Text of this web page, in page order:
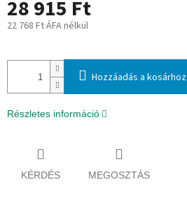
28 915 Ft
22 768 Ft ÁFA nélkül
Hozzáadás a kosárhoz
Részletes információ
KÉRDÉS MEGOSZTÁS